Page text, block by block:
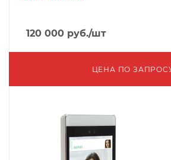
120 000 руб./шт
ЦЕНА ПО